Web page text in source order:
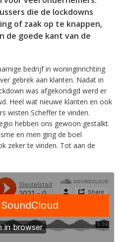
die de lockdowns
of zaak op te knappen,
de goede kant van de
bedrijf in woninginrichting
gebrek aan klanten. Nadat in
was afgekondigd werd er
Heel wat nieuwe klanten en ook
wisten Scheffer te vinden.
hebben ons gewoon gestalkt.
en men ging de boel
zeker te vinden. Tot aan de